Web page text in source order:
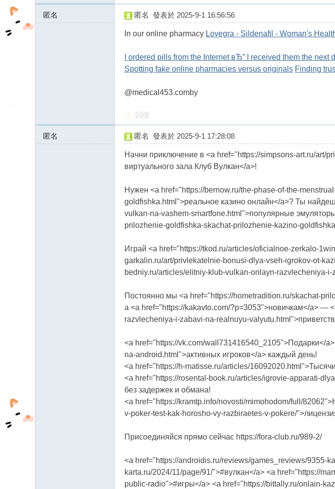
匿名
176.56.185.x:49838
匿名 發表於 2025-9-1 16:56:56
In our online pharmacy Lovegra - Sildenafil - Woman's
I ordered pills from the Internet вЂ” I received them the next
Spotting fake online pharmacies versus originals Finding
@medical453.comby
回復
匿名
89.221.206.x:32364
匿名 發表於 2025-9-1 17:28:08
Начни приключение в <a href="https://simpsons-art.ru/art/
виртуального зала Клуб Вулкан</a>!
Нужен <a href="https://bernow.ru/the-phase-of-the-
goldfishka.html">реальное казино онлайн</a>? Ты
vulkan-na-vashem-smartfone.html">популярные
prilozhenie-goldfishka-skachat-prilozhenie-kazino-
Играй <a href="https://tkod.ru/articles/oficialnoe-zerkalo-
garkalin.ru/art/privlekatelnie-bonusi-dlya-vseh-igrokov-ot-
bedniy.ru/articles/elitniy-klub-vulkan-onlayn-razvlecheniya-
Постоянно мы <a href="https://hometradition.ru/skachat-
а <a href="https://kakavto.com/?p=3053">новичкам</a> —
razvlecheniya-i-zabavi-na-realnuyu-
<a href="https://vk.com/wall731416540_2105">Подарки</
na-android.html">активных игроков</a> каждый день!
<a href="https://h-matisse.ru/articles/
<a href="https://rosental-book.ru/articles/igrovie-apparati-
без задержек и обмана!
<a href="https://kramtp.info/novosti/mimohodom/full/
v-poker-test-kak-horosho-vy-razbiraetes-v-pokere/
Присоединяйся прямо сейчас https://fora-club.ru/989-2/
<a href="https://androidis.ru/reviews/games_reviews/9355-
karta.ru/2024/11/page/91/">#вулкан</a> <a href="https://
public-radio">#игры</a> <a href="https://bittally.ru/onlain-